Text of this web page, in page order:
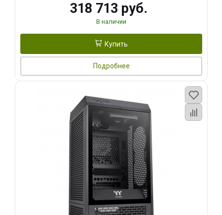
318 713 руб.
В наличии
Купить
Подробнее